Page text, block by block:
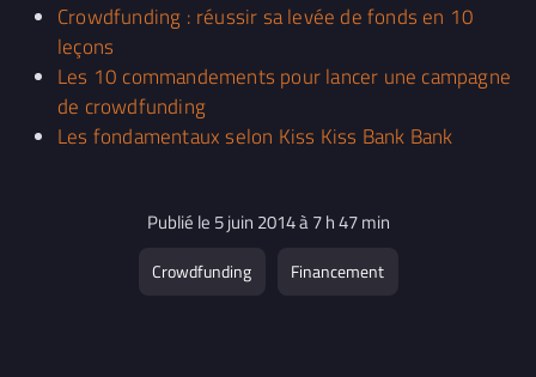
Crowdfunding : réussir sa levée de fonds en 10
leçons
Les 10 commandements pour lancer une campagne
de crowdfunding
Les fondamentaux selon Kiss Kiss Bank Bank
Publié le 5 juin 2014 à 7 h 47 min
Crowdfunding Financement